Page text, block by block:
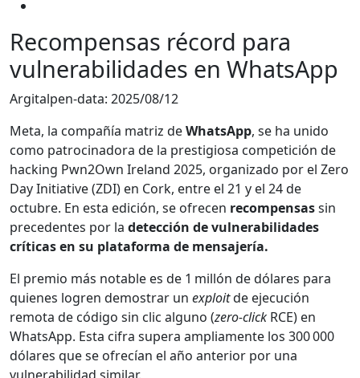
Recompensas récord para
vulnerabilidades en WhatsApp
Argitalpen-data: 2025/08/12
Meta, la compañía matriz deWhatsApp, se ha unido
como patrocinadora de la prestigiosa competición de
hacking Pwn2Own Ireland 2025, organizado por el Zero
Day Initiative (ZDI) en Cork, entre el 21 y el 24 de
octubre. En esta edición, se ofrecen recompensassin
precedentes por la detección de vulnerabilidades
críticas en su plataforma de mensajería.
El premio más notable es de 1 millón de dólares para
quienes logren demostrar un exploitde ejecución
remota de código sin clic alguno (zero‑click RCE) en
WhatsApp. Esta cifra supera ampliamente los 300 000
dólares que se ofrecían el año anterior por una